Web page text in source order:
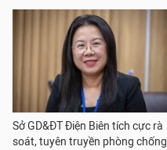
Sở GD&ĐT Điện Biên tích cực rà
soát, tuyên truyền phòng chống